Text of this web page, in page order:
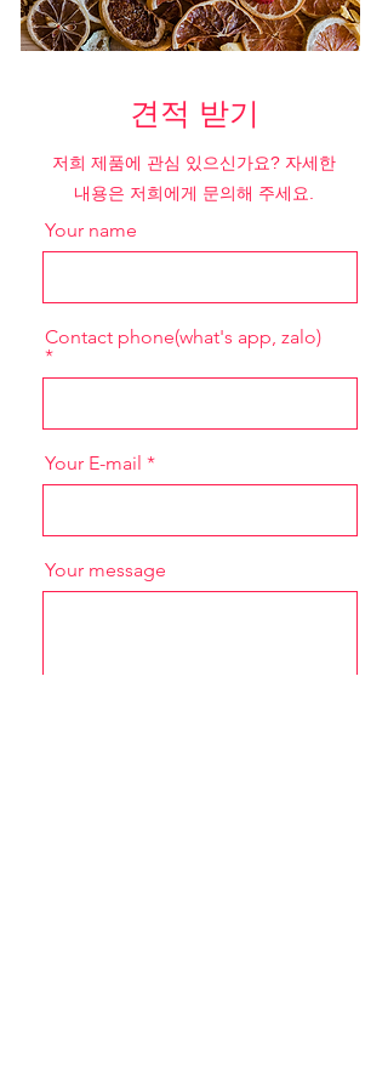
견적 받기
저희 제품에 관심 있으신가요? 자세한
내용은 저희에게 문의해 주세요.
Your name
Contact phone(what's app, zalo)
Your E-mail
Your message